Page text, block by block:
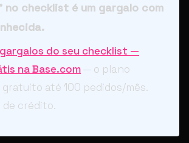
no checklist é um gargalo com
do seu checklist —
na Base.com— o plano
gratuito até 100 pedidos/mês.
de crédito.